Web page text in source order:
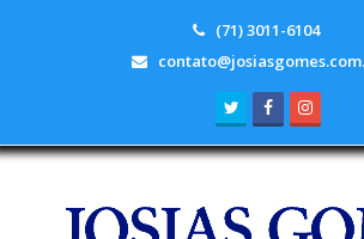
(71) 3011-6104
TwitterFacebook